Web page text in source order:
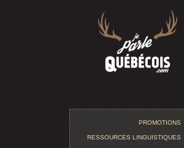
PROMOTIONS
RESSOURCES LINGUISTIQUES